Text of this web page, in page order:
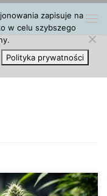
zapisuje na
w celu szybszego
Polityka prywatności